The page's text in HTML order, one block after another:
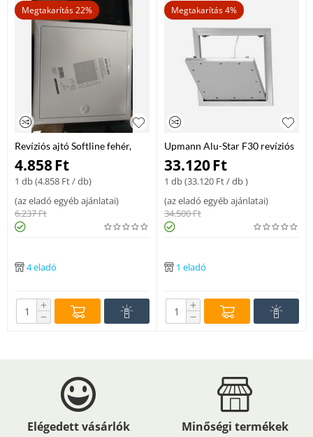
Megtakarítás 22%
Revíziós ajtó Softline fehér,
acél 300x300/12,5 mm
4.858Ft
1 db (4.858 Ft/ db)
(az eladó egyéb ajánlatai)
6.237Ft
4 eladó
+
−
Megtakarítás 4%
Upmann Alu-Star F30 revíziós
ajtó mennyezetbe
400x400x12,5 mm
33.120Ft
1 db (33.120 Ft/ db )
(az eladó egyéb ajánlatai)
34.500Ft
1 eladó
+
−
Elégedett vásárlók Minőségi termékek